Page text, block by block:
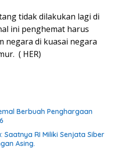
tidak dilakukan lagi di
ini penghemat harus
negara di kuasai negara
( HER)
Berbuah Penghargaan
RI Miliki Senjata Siber
Asing.